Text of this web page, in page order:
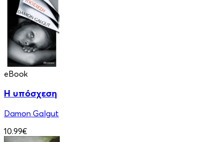
eBook
Η υπόσχεση
Damon Galgut
10.99€